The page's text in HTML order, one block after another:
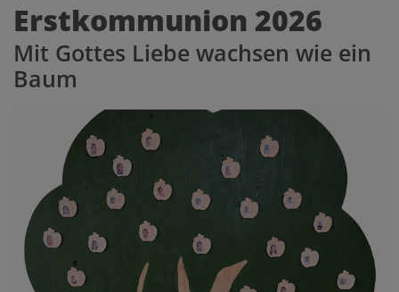
A A A A A
Erstkommunion 2026
Mit Gottes Liebe wachsen wie ein
Baum